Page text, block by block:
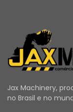
Jax Machinery,
no Brasil e no